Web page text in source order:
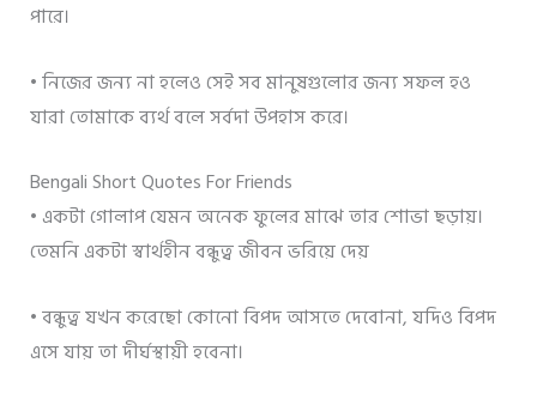
পারে।
• নিজের জন্য না হলেও সেই সব মানুষগুলোর জন্য সফল হও
যারা তোমাকে ব্যর্থ বলে সর্বদা উপহাস করে।
Bengali Short Quotes For Friends
• একটা গোলাপ যেমন অনেক ফুলের মাঝে তার শোভা ছড়ায়।
তেমনি একটা স্বার্থহীন বন্ধুত্ব জীবন ভরিয়ে দেয়
• বন্ধুত্ব যখন করেছো কোনো বিপদ আসতে দেবোনা, যদিও বিপদ
এসে যায় তা দীর্ঘস্থায়ী হবেনা।